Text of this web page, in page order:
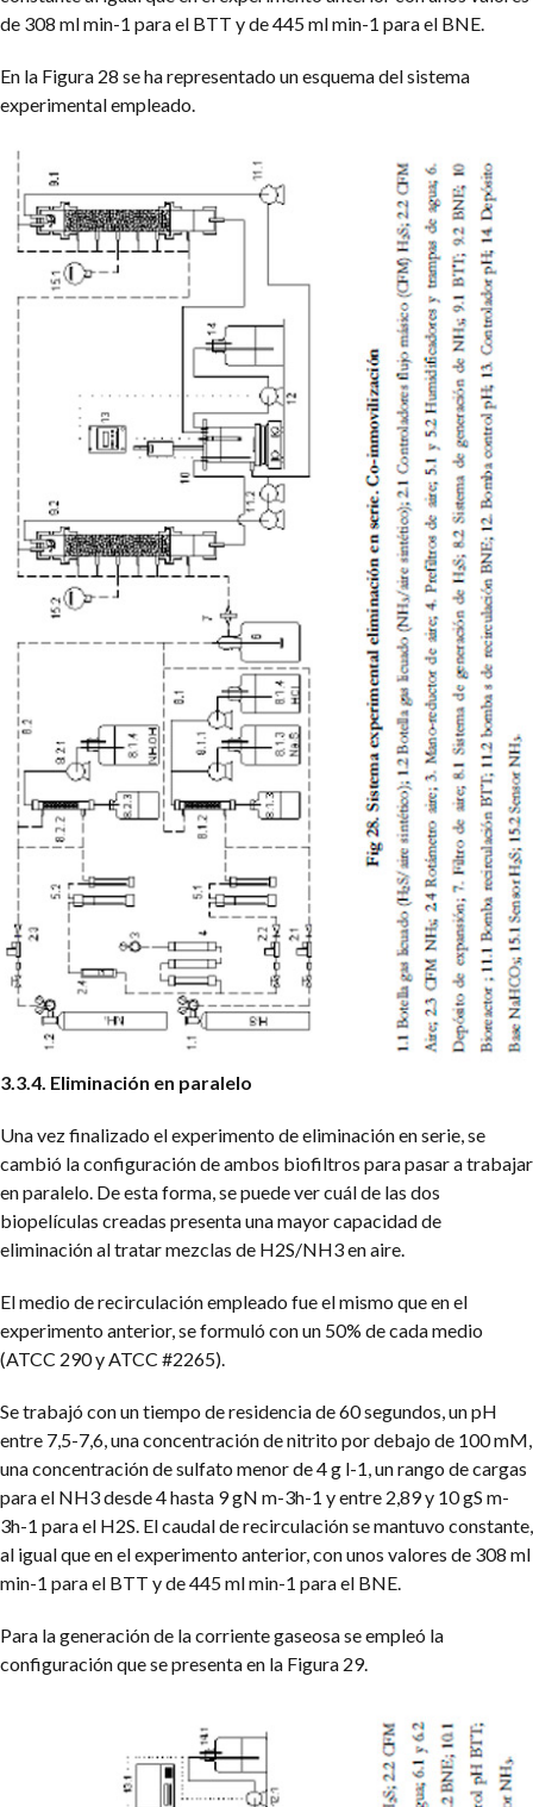
de 308 ml min-1 para el BTT y de 445 ml min-1 para el BNE.
En la Figura 28 se ha representado un esquema del sistema
experimental empleado.
3.3.4. Eliminación en paralelo
Una vez finalizado el experimento de eliminación en serie, se
cambió la configuración de ambos biofiltros para pasar a trabajar
en paralelo. De esta forma, se puede ver cuál de las dos
biopelículas creadas presenta una mayor capacidad de
eliminación al tratar mezclas de H2S/NH3 en aire.
El medio de recirculación empleado fue el mismo que en el
experimento anterior, se formuló con un 50% de cada medio
(ATCC 290 y ATCC #2265).
Se trabajó con un tiempo de residencia de 60 segundos, un pH
entre 7,5-7,6, una concentración de nitrito por debajo de 100 mM,
una concentración de sulfato menor de 4 g l-1, un rango de cargas
para el NH3 desde 4 hasta 9 gN m-3h-1 y entre 2,89 y 10 gS m-
3h-1 para el H2S. El caudal de recirculación se mantuvo constante,
al igual que en el experimento anterior, con unos valores de 308 ml
min-1 para el BTT y de 445 ml min-1 para el BNE.
Para la generación de la corriente gaseosa se empleó la
configuración que se presenta en la Figura 29.